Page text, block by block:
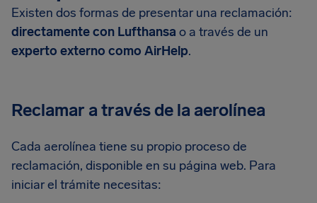
Existen dos formas de presentar una reclamación:
directamente con Lufthansa o a través de un
experto externo como AirHelp.
Reclamar a través de la aerolínea
Cada aerolínea tiene su propio proceso de
reclamación, disponible en su página web. Para
iniciar el trámite necesitas: